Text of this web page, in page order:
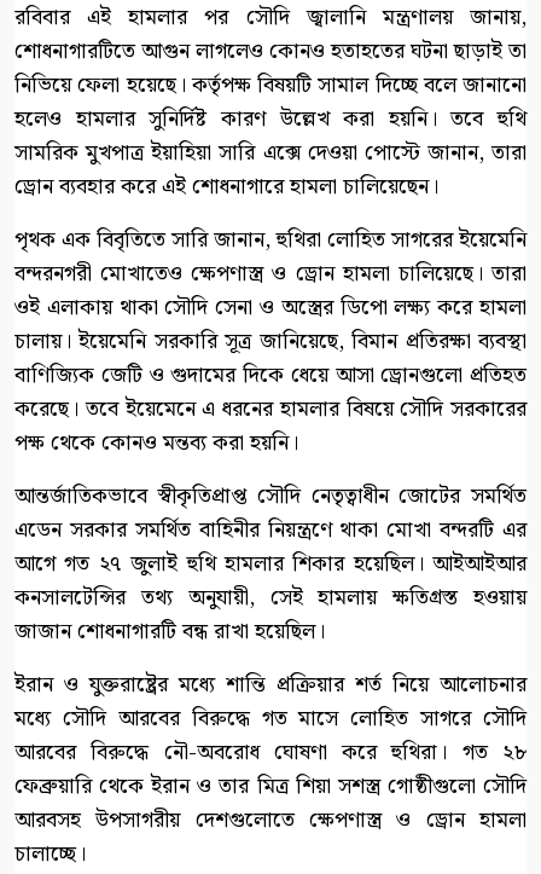
রবিবার এই হামলার পর সৌদি জ্বালানি মন্ত্রণালয় জানায়,
শোধনাগারটিতে আগুন লাগলেও কোনও হতাহতের ঘটনা ছাড়াই তা
নিভিয়ে ফেলা হয়েছে। কর্তৃপক্ষ বিষয়টি সামাল দিচ্ছে বলে জানানো
হলেও হামলার সুনির্দিষ্ট কারণ উল্লেখ করা হয়নি। তবে হুথি
সামরিক মুখপাত্র ইয়াহিয়া সারি এক্সে দেওয়া পোস্টে জানান, তারা
ড্রোন ব্যবহার করে এই শোধনাগারে হামলা চালিয়েছেন।
পৃথক এক বিবৃতিতে সারি জানান, হুথিরা লোহিত সাগরের ইয়েমেনি
বন্দরনগরী মোখাতেও ক্ষেপণাস্ত্র ও ড্রোন হামলা চালিয়েছে। তারা
ওই এলাকায় থাকা সৌদি সেনা ও অস্ত্রের ডিপো লক্ষ্য করে হামলা
চালায়। ইয়েমেনি সরকারি সূত্র জানিয়েছে, বিমান প্রতিরক্ষা ব্যবস্থা
বাণিজ্যিক জেটি ও গুদামের দিকে ধেয়ে আসা ড্রোনগুলো প্রতিহত
করেছে। তবে ইয়েমেনে এ ধরনের হামলার বিষয়ে সৌদি সরকারের
পক্ষ থেকে কোনও মন্তব্য করা হয়নি।
আন্তর্জাতিকভাবে স্বীকৃতিপ্রাপ্ত সৌদি নেতৃত্বাধীন জোটের সমর্থিত
এডেন সরকার সমর্থিত বাহিনীর নিয়ন্ত্রণে থাকা মোখা বন্দরটি এর
আগে গত ২৭ জুলাই হুথি হামলার শিকার হয়েছিল। আইআইআর
কনসালটেন্সির তথ্য অনুযায়ী, সেই হামলায় ক্ষতিগ্রস্ত হওয়ায়
জাজান শোধনাগারটি বন্ধ রাখা হয়েছিল।
ইরান ও যুক্তরাষ্ট্রের মধ্যে শান্তি প্রক্রিয়ার শর্ত নিয়ে আলোচনার
মধ্যে সৌদি আরবের বিরুদ্ধে গত মাসে লোহিত সাগরে সৌদি
আরবের বিরুদ্ধে নৌ-অবরোধ ঘোষণা করে হুথিরা। গত ২৮
ফেব্রুয়ারি থেকে ইরান ও তার মিত্র শিয়া সশস্ত্র গোষ্ঠীগুলো সৌদি
আরবসহ উপসাগরীয় দেশগুলোতে ক্ষেপণাস্ত্র ও ড্রোন হামলা
চালাচ্ছে।